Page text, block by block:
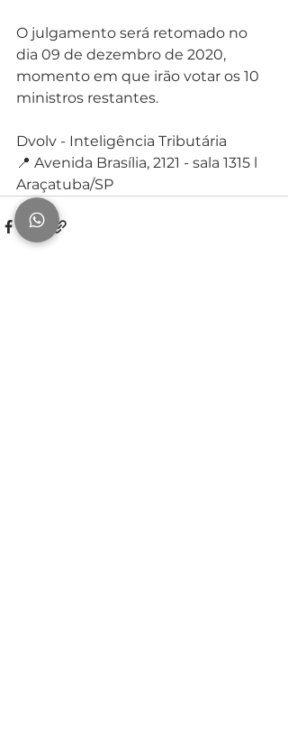
O julgamento será retomado no
dia 09 de dezembro de 2020,
momento em que irão votar os 10
ministros restantes.
Dvolv - Inteligência Tributária⁣⁣⁣
📍 Avenida Brasília, 2121 - sala 1315 l
Araçatuba/SP⁣⁣⁣